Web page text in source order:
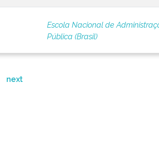
Escola Nacional de
Pública (Brasil)
next